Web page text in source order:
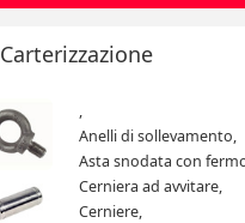
Carterizzazione
,
Anelli di sollevamento,
Cerniera ad avvitare,
Cerniere,